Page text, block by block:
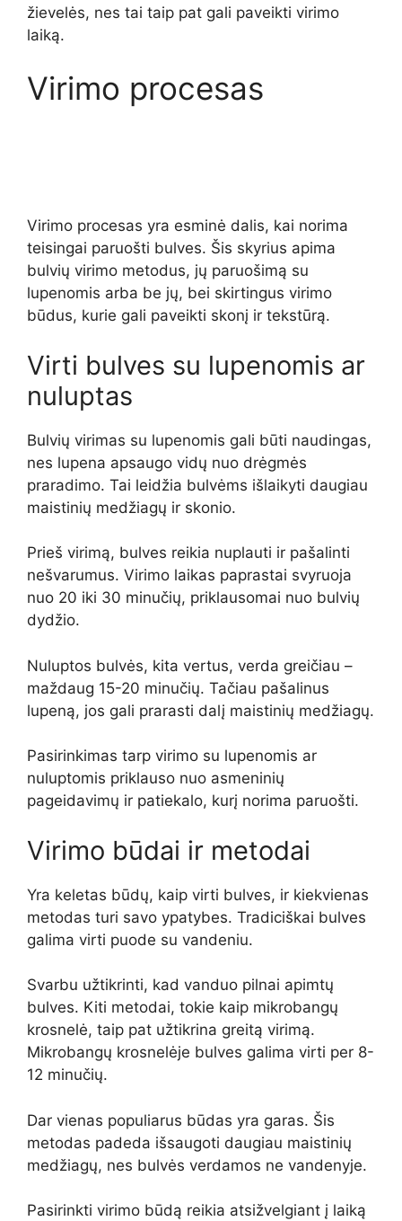
žievelės, nes tai taip pat gali paveikti virimo
laiką.
Virimo procesas
Virimo procesas yra esminė dalis, kai norima
teisingai paruošti bulves. Šis skyrius apima
bulvių virimo metodus, jų paruošimą su
lupenomis arba be jų, bei skirtingus virimo
būdus, kurie gali paveikti skonį ir tekstūrą.
Virti bulves su lupenomis ar
nuluptas
Bulvių virimas su lupenomis gali būti naudingas,
nes lupena apsaugo vidų nuo drėgmės
praradimo. Tai leidžia bulvėms išlaikyti daugiau
maistinių medžiagų ir skonio.
Prieš virimą, bulves reikia nuplauti ir pašalinti
nešvarumus. Virimo laikas paprastai svyruoja
nuo 20 iki 30 minučių, priklausomai nuo bulvių
dydžio.
Nuluptos bulvės, kita vertus, verda greičiau –
maždaug 15-20 minučių. Tačiau pašalinus
lupeną, jos gali prarasti dalį maistinių medžiagų.
Pasirinkimas tarp virimo su lupenomis ar
nuluptomis priklauso nuo asmeninių
pageidavimų ir patiekalo, kurį norima paruošti.
Virimo būdai ir metodai
Yra keletas būdų, kaip virti bulves, ir kiekvienas
metodas turi savo ypatybes. Tradiciškai bulves
galima virti puode su vandeniu.
Svarbu užtikrinti, kad vanduo pilnai apimtų
bulves. Kiti metodai, tokie kaip mikrobangų
krosnelė, taip pat užtikrina greitą virimą.
Mikrobangų krosnelėje bulves galima virti per 8-
12 minučių.
Dar vienas populiarus būdas yra garas. Šis
metodas padeda išsaugoti daugiau maistinių
medžiagų, nes bulvės verdamos ne vandenyje.
Pasirinkti virimo būdą reikia atsižvelgiant į laiką